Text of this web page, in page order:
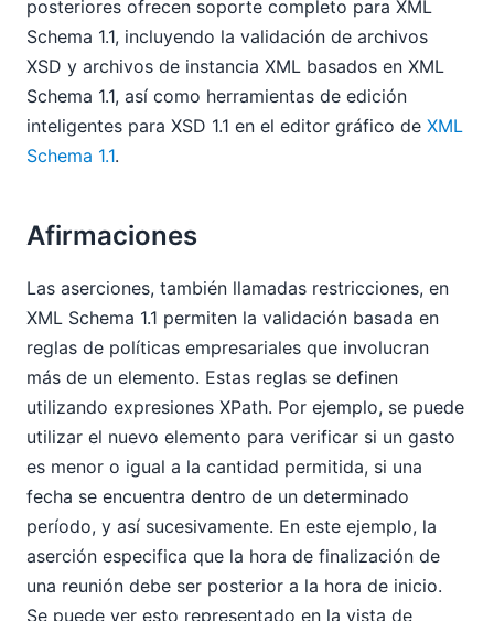
posteriores ofrecen soporte completo para XML
Schema 1.1, incluyendo la validación de archivos
XSD y archivos de instancia XML basados en XML
Schema 1.1, así como herramientas de edición
inteligentes para XSD 1.1 en el editor gráfico de XML
Schema 1.1.
Afirmaciones
Las aserciones, también llamadas restricciones, en
XML Schema 1.1 permiten la validación basada en
reglas de políticas empresariales que involucran
más de un elemento. Estas reglas se definen
utilizando expresiones XPath. Por ejemplo, se puede
utilizar el nuevo elemento para verificar si un gasto
es menor o igual a la cantidad permitida, si una
fecha se encuentra dentro de un determinado
período, y así sucesivamente. En este ejemplo, la
aserción especifica que la hora de finalización de
una reunión debe ser posterior a la hora de inicio.
Se puede ver esto representado en la vista de